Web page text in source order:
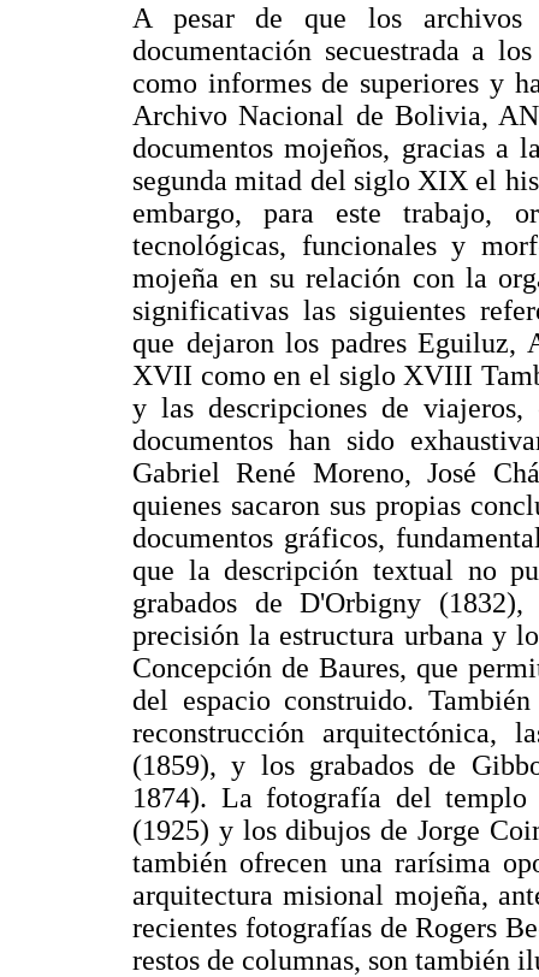
A pesar de que los archivos
documentación secuestrada a
como informes de superiores y
Archivo Nacional de Bolivia,
documentos mojeños, gracias a
segunda mitad del siglo XIX el
embargo, para este trabajo,
tecnológicas, funcionales y
mojeña en su relación con la
significativas las siguientes
que dejaron los padres
XVII como en el siglo XVIII
y las descripciones de
documentos han sido
Gabriel René Moreno, José
quienes sacaron sus propias
documentos gráficos,
que la descripción textual no
grabados de D'Orbigny
precisión la estructura urbana y
Concepción de Baures, que
del espacio construido.
reconstrucción arquitectónica,
(1859), y los grabados de
1874). La fotografía del
(1925) y los dibujos de Jorge
también ofrecen una rarísima
arquitectura misional mojeña,
recientes fotografías de Rogers
restos de columnas, son también